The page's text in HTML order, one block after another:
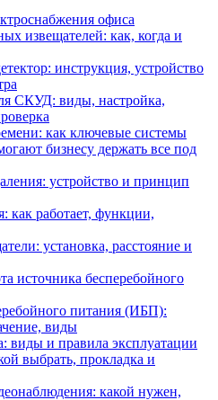
офиса
извещателей: как, когда и
инструкция, устройство
СКУД: виды, настройка,
как ключевые системы
бизнесу держать все под
устройство и принцип
как работает, функции,
установка, расстояние и
источника бесперебойного
питания (ИБП):
виды
виды и правила эксплуатации
выбрать, прокладка и
какой нужен,